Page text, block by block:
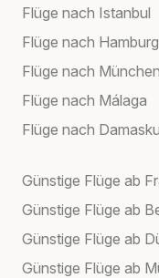
Flüge nach Istanbul
Flüge nach Hamburg
Flüge nach München
Flüge nach Málaga
Flüge nach
Günstige Flüge ab
Günstige Flüge ab
Günstige Flüge ab
Günstige Flüge ab